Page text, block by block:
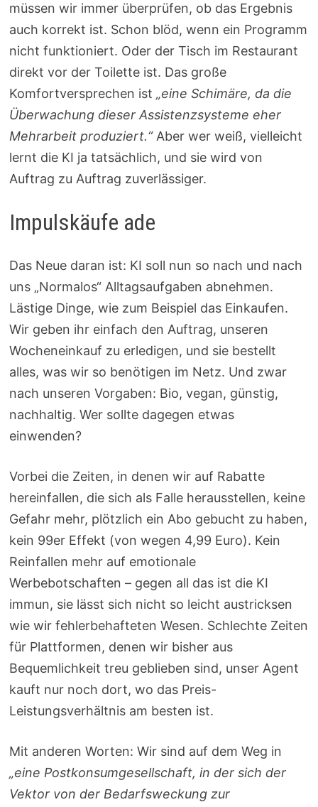
müssen wir immer überprüfen, ob das Ergebnis
auch korrekt ist. Schon blöd, wenn ein Programm
nicht funktioniert. Oder der Tisch im Restaurant
direkt vor der Toilette ist. Das große
Komfortversprechen ist„eine Schimäre, da die
Überwachung dieser Assistenzsysteme eher
Mehrarbeit produziert.“Aber wer weiß, vielleicht
lernt die KI ja tatsächlich, und sie wird von
Auftrag zu Auftrag zuverlässiger.
Impulskäufe ade
Das Neue daran ist: KI soll nun so nach und nach
uns „Normalos“ Alltagsaufgaben abnehmen.
Lästige Dinge, wie zum Beispiel das Einkaufen.
Wir geben ihr einfach den Auftrag, unseren
Wocheneinkauf zu erledigen, und sie bestellt
alles, was wir so benötigen im Netz. Und zwar
nach unseren Vorgaben: Bio, vegan, günstig,
nachhaltig. Wer sollte dagegen etwas
einwenden?
Vorbei die Zeiten, in denen wir auf Rabatte
hereinfallen, die sich als Falle herausstellen, keine
Gefahr mehr, plötzlich ein Abo gebucht zu haben,
kein 99er Effekt (von wegen 4,99 Euro). Kein
Reinfallen mehr auf emotionale
Werbebotschaften – gegen all das ist die KI
immun, sie lässt sich nicht so leicht austricksen
wie wir fehlerbehafteten Wesen. Schlechte Zeiten
für Plattformen, denen wir bisher aus
Bequemlichkeit treu geblieben sind, unser Agent
kauft nur noch dort, wo das Preis-
Leistungsverhältnis am besten ist.
Mit anderen Worten: Wir sind auf dem Weg in
„eine Postkonsumgesellschaft, in der sich der
Vektor von der Bedarfsweckung zur